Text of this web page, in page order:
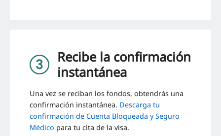
Recibe la confirmación
instantánea
Una vez se reciban los fondos, obtendrás una
confirmación instantánea. Descarga tu
confirmación de Cuenta Bloqueada y Seguro
Médico para tu cita de la visa.